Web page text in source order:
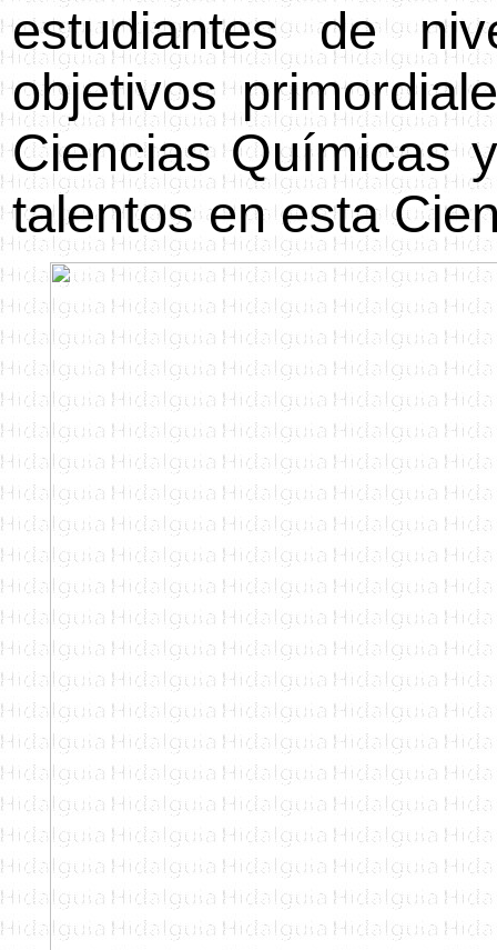
estudiantes de
objetivos
Ciencias Químicas
talentos en esta